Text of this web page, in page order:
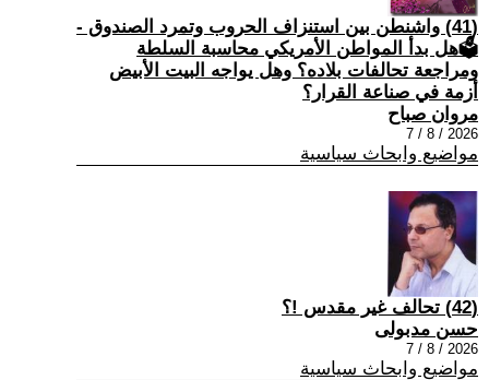
(41) واشنطن بين استنزاف الحروب وتمرد الصندوق -
🗳هل بدأ المواطن الأمريكي محاسبة السلطة
ومراجعة تحالفات بلاده؟ وهل يواجه البيت الأبيض
أزمة في صناعة القرار؟
مروان صباح
2026 / 8 / 7
مواضيع وابحاث سياسية
(42) تحالف غير مقدس !؟
حسن مدبولى
2026 / 8 / 7
مواضيع وابحاث سياسية